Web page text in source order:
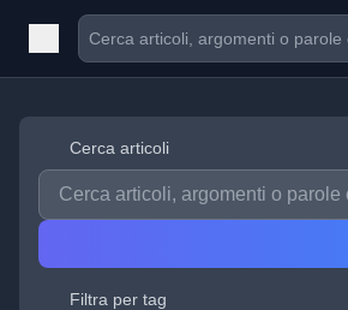
Cerca articoli
Filtra per tag